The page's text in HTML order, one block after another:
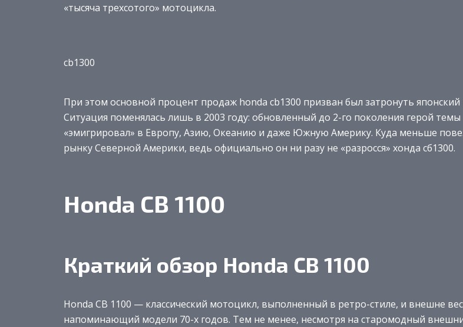
«тысяча трехсотого» мотоцикла.
cb1300
При этом основной процент продаж honda cb1300 призван был затронуть японский
Ситуация поменялась лишь в 2003 году: обновленный до 2-го поколения герой темы
«эмигрировал» в Европу, Азию, Океанию и даже Южную Америку. Куда меньше
рынку Северной Америки, ведь официально он ни разу не «разросся» хонда сб1300.
Honda CB 1100
Краткий обзор Honda CB 1100
Honda CB 1100 — классический мотоцикл, выполненный в ретро-стиле, и внешне
напоминающий модели 70-х годов. Тем не менее, несмотря на старомодный